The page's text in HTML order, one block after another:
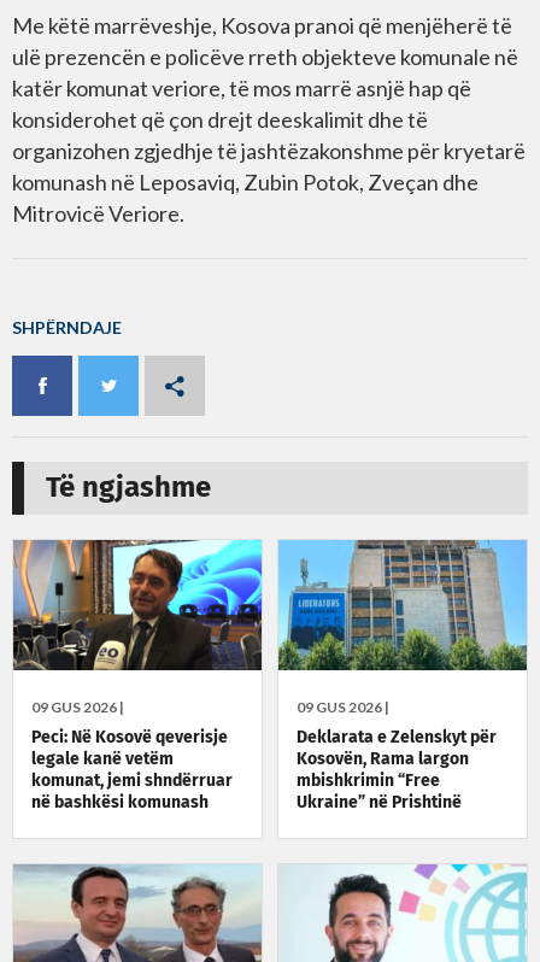
Me këtë marrëveshje, Kosova pranoi që menjëherë të
ulë prezencën e policëve rreth objekteve komunale në
katër komunat veriore, të mos marrë asnjë hap që
konsiderohet që çon drejt deeskalimit dhe të
organizohen zgjedhje të jashtëzakonshme për kryetarë
komunash në Leposaviq, Zubin Potok, Zveçan dhe
Mitrovicë Veriore.
SHPËRNDAJE
Të ngjashme
09 GUS 2026 |
Peci: Në Kosovë qeverisje
legale kanë vetëm
komunat, jemi shndërruar
në bashkësi komunash
09 GUS 2026 |
Deklarata e Zelenskyt për
Kosovën, Rama largon
mbishkrimin “Free
Ukraine” në Prishtinë